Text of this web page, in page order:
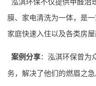
膜、家电清洗为一体，是
家庭快速入住以及各类房
案例分享：泓淇环保曾为
务，解决了他们的燃眉之急